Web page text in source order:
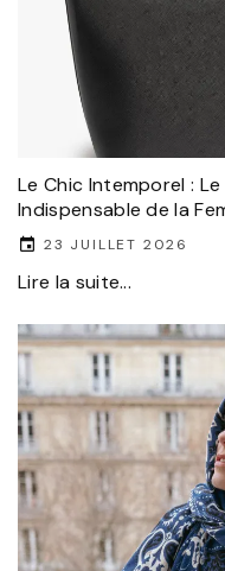
Le Chic Intemporel :
Indispensable de la
23 JUILLET 2026
Lire la suite...